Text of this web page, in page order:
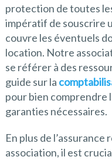
protection de toutes
impératif de souscrire
couvre les éventuels
location. Notre
se référer à des
guide sur la
pour bien comprendre
garanties nécessaires.
En plus de
association, il est